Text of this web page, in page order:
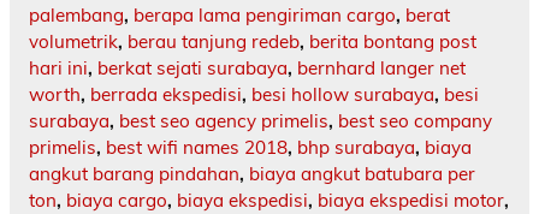
palembang, berapa lama pengiriman cargo, berat
volumetrik, berau tanjung redeb, berita bontang post
hari ini, berkat sejati surabaya, bernhard langer net
worth, berrada ekspedisi, besi hollow surabaya, besi
surabaya, best seo agency primelis, best seo company
primelis, best wifi names 2018, bhp surabaya, biaya
angkut barang pindahan, biaya angkut batubara per
ton, biaya cargo, biaya ekspedisi, biaya ekspedisi motor,